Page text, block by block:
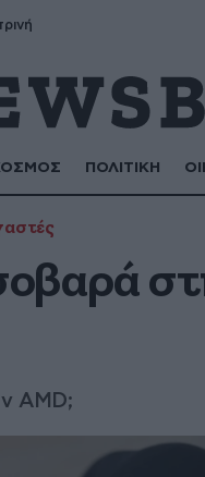
ΠΟΛΙΤΙΚΗ
AMD;